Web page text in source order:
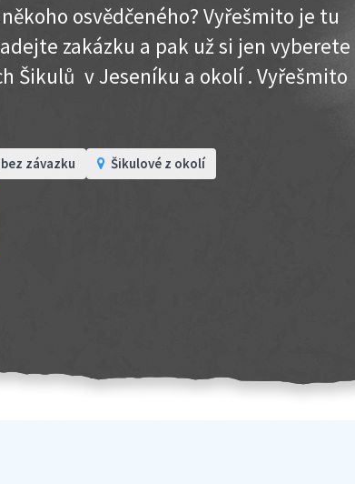
osvědčeného? Vyřešmito je tu
zakázku a pak už si jen vyberete
Šikulů v Jeseníku a okolí . Vyřešmito
závazku Šikulové z okolí